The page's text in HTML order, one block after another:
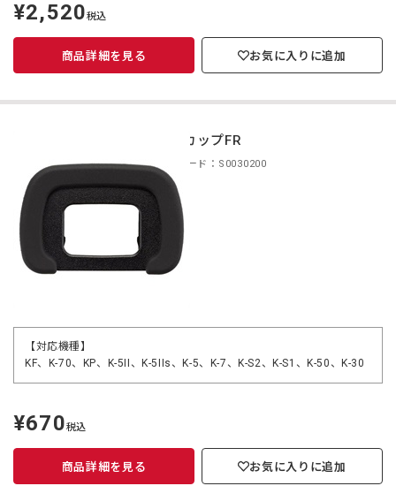
定
価
¥2,520税込
商品詳細を見る お気に入りに追加
アイカップFR
商品コード：S0030200
【対応機種】
KF、K-70、KP、K-5II、K-5IIs、K-5、K-7、K-S2、K-S1、K-50、K-30
定
価
¥670税込
商品詳細を見る お気に入りに追加